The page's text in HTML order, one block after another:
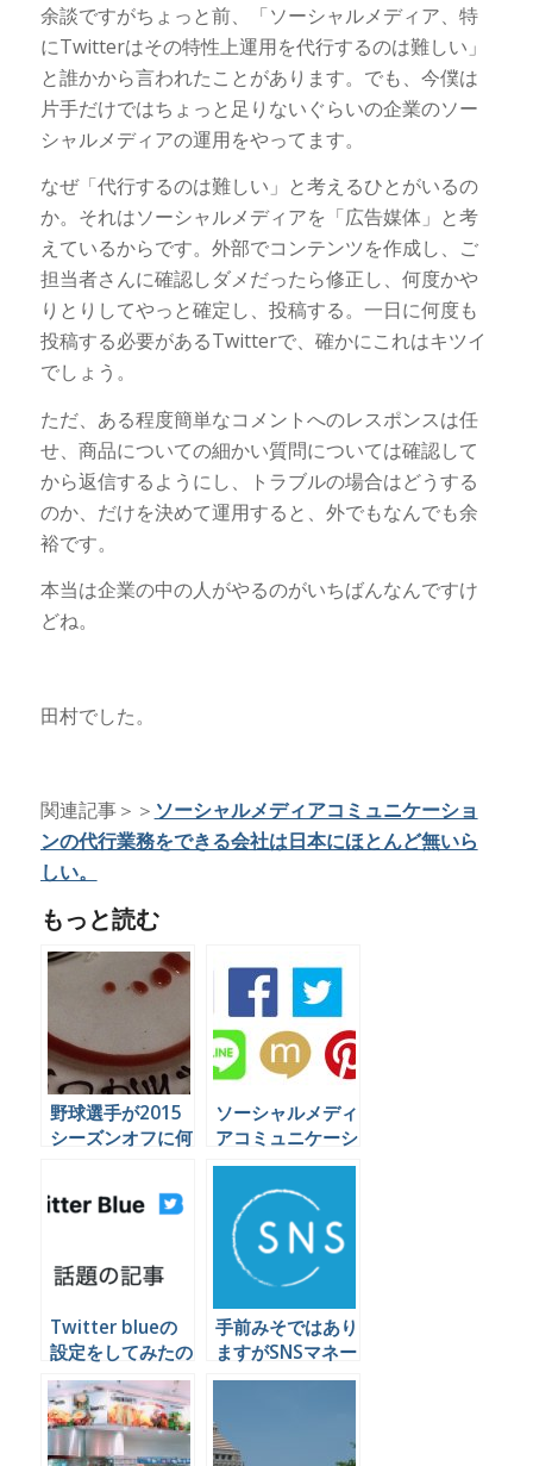
余談ですがちょっと前、「ソーシャルメディア、特
にTwitterはその特性上運用を代行するのは難しい」
と誰かから言われたことがあります。でも、今僕は
片手だけではちょっと足りないぐらいの企業のソー
シャルメディアの運用をやってます。
なぜ「代行するのは難しい」と考えるひとがいるの
か。それはソーシャルメディアを「広告媒体」と考
えているからです。外部でコンテンツを作成し、ご
担当者さんに確認しダメだったら修正し、何度かや
りとりしてやっと確定し、投稿する。一日に何度も
投稿する必要があるTwitterで、確かにこれはキツイ
でしょう。
ただ、ある程度簡単なコメントへのレスポンスは任
せ、商品についての細かい質問については確認して
から返信するようにし、トラブルの場合はどうする
のか、だけを決めて運用すると、外でもなんでも余
裕です。
本当は企業の中の人がやるのがいちばんなんですけ
どね。
田村でした。
関連記事＞＞ ソーシャルメディアコミュニケーショ
ンの代行業務をできる会社は日本にほとんど無いら
しい。
もっと読む
野球選手が2015
シーズンオフに何
Twitterで見てみ
よう
ソーシャルメディ
アコミュニケーシ
ョンの代行業務を
できる会社は日本
にほとんど無いら
しい。
Twitter blueの
設定をしてみたの
で今わかっている
ことを書いておく
手前みそではあり
ますがSNSマネー
ジャー養成講座を
付いた予想外のメ
リットを書きます